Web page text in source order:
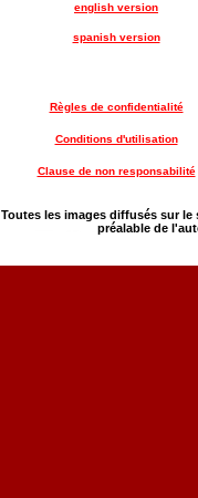
english version
spanish version
Règles de confidentialité
Conditions d'utilisation
Clause de non responsabilité
Toutes les images diffusés sur
préalable de